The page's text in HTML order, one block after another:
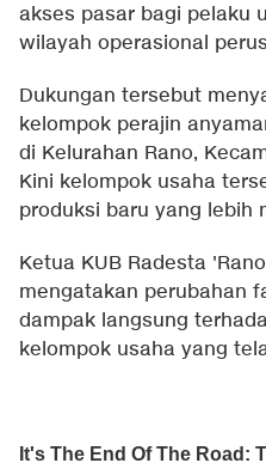
akses pasar bagi pelaku
wilayah operasional
Dukungan tersebut
kelompok perajin
di Kelurahan Rano,
Kini kelompok usaha
produksi baru yang lebih
Ketua KUB Radesta
mengatakan perubahan
dampak langsung
kelompok usaha yang